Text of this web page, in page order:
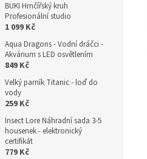
BUKI Hrnčířský kruh
Profesionální studio
1 099 Kč
Aqua Dragons - Vodní dráčci -
Akvárium s LED osvětlením
849 Kč
Velký parník Titanic - loď do
vody
259 Kč
Insect Lore Náhradní sada 3-5
housenek - elektronický
certifikát
779 Kč